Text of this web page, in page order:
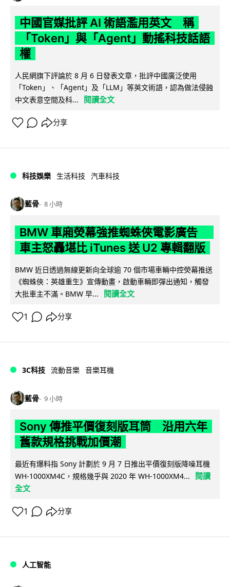
中國官媒批評 AI 術語濫用英文 稱
「Token」與「Agent」動搖科技話語
權
人民網旗下評論於 8 月 6 日發表文章，批評中國廣泛使用
「Token」、「Agent」及「LLM」等英文術語，認為做法侵蝕
中文表意空間及科...
閱讀全文
分享
科技娛樂 生活科技 汽車科技
藍骨 8 小時
BMW 車廂熒幕強推蜘蛛俠電影廣告
車主怒轟堪比 iTunes 送 U2 專輯翻版
BMW 近日透過無線更新向全球逾 70 個市場車輛中控熒幕推送
《蜘蛛俠：英雄重生》宣傳動畫，啟動車輛即彈出通知，觸發
大批車主不滿。BMW 早...
閱讀全文
1 分享
3C科技 流動音樂 音樂耳機
藍骨 9 小時
Sony 傳推平價復刻版耳筒 沿用六年
舊款規格挑戰加價潮
最近有爆料指 Sony 計劃於 9 月 7 日推出平價復刻版降噪耳機
WH-1000XM4C，規格幾乎與 2020 年 WH-1000XM4...
閱讀
全文
1 分享
人工智能